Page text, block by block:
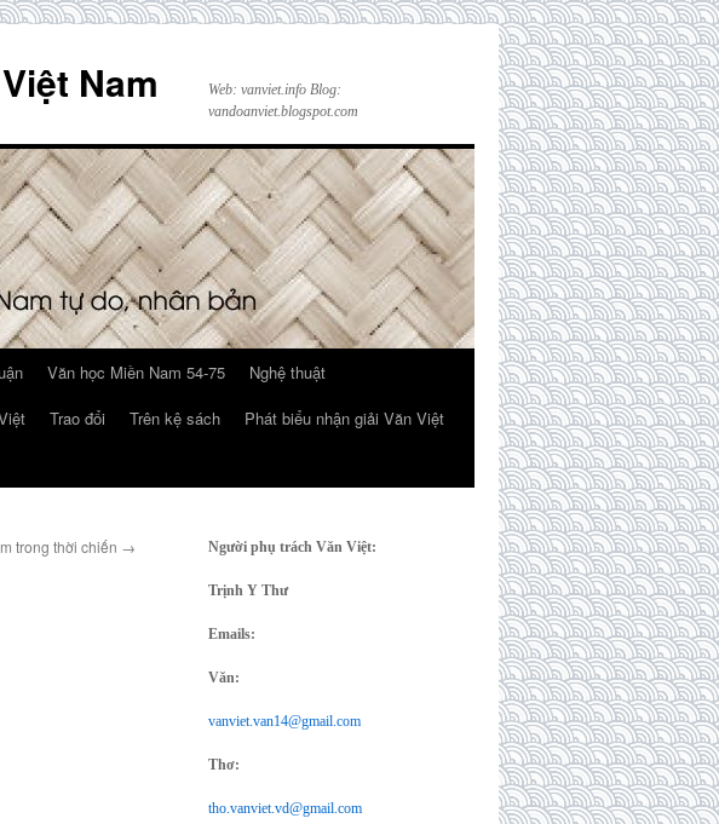
Nam
Web: vanviet.info Blog:
vandoanviet.blogspot.com
Văn học Miền Nam 54-75
Nghệ thuật
Trao đổi Trên kệ sách
Phát biểu nhận giải Văn Việt
trong thời chiến → Người phụ trách Văn Việt:
Trịnh Y Thư
Emails:
Văn:
vanviet.van14@gmail.com
Thơ:
tho.vanviet.vd@gmail.com